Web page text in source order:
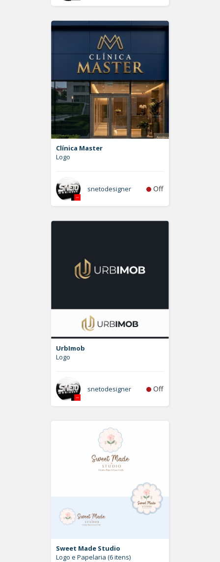
Clínica Master
Logo
snetodesigner Off
UrbImob
Logo
snetodesigner Off
Sweet Made Studio
Logo e Papelaria (6 itens)